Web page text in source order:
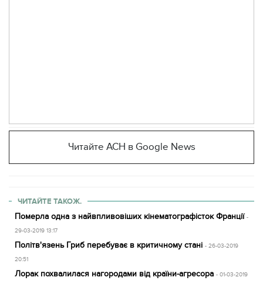
Читайте АСН в Google News
ЧИТАЙТЕ ТАКОЖ.
Померла одна з найвпливовіших кінематографісток Франції -
29-03-2019 13:17
Політв'язень Гриб перебуває в критичному стані - 26-03-2019
20:51
Лорак похвалилася нагородами від країни-агресора - 01-03-2019